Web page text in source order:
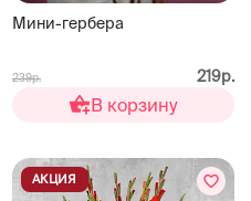
Мини-гербера
239р. 219р.
В корзину
АКЦИЯ